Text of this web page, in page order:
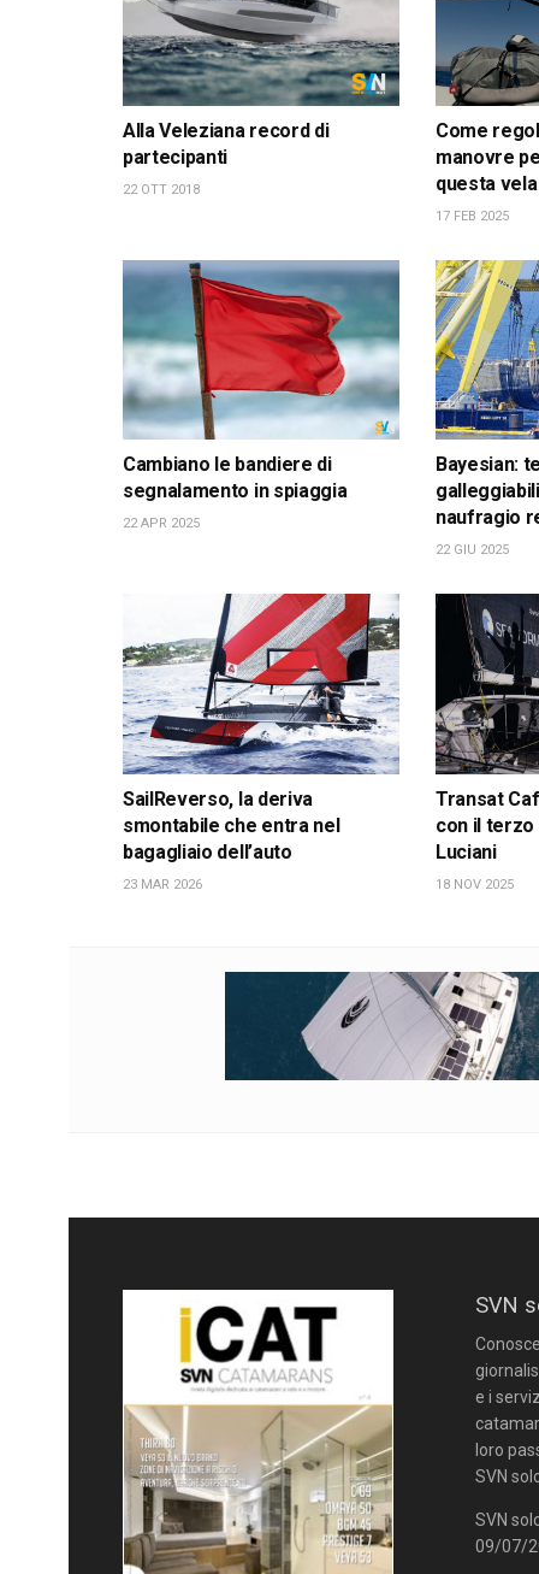
Alla Veleziana record di
partecipanti
22 OTT 2018
Come
manovre
questa vela
17 FEB 2025
Cambiano le bandiere di
segnalamento in spiaggia
22 APR 2025
Bayesian:
naufragio
22 GIU 2025
SailReverso, la deriva
smontabile che entra nel
bagagliaio dell’auto
23 MAR 2026
Transat
con il
Luciani
18 NOV 2025
SVN
e i
loro
SVN
SVN
09/07/